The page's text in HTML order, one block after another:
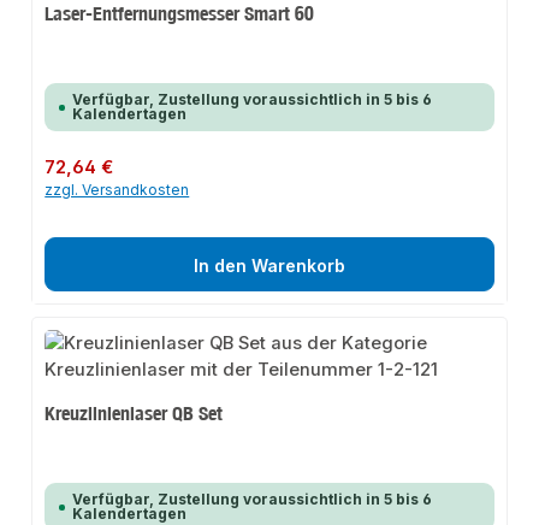
Laser-Entfernungsmesser Smart 60
Verfügbar, Zustellung voraussichtlich in 5 bis 6
Kalendertagen
Regulärer Preis:
72,64 €
zzgl. Versandkosten
In den Warenkorb
Kreuzlinienlaser QB Set
Verfügbar, Zustellung voraussichtlich in 5 bis 6
Kalendertagen